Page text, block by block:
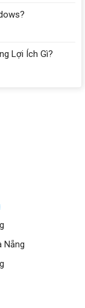
Lợi Ích Gì?
Nẵng